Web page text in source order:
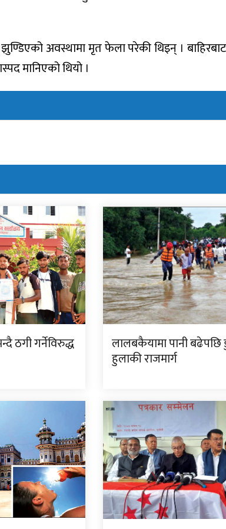
अवस्थामा मृत फेला परेकी थिइन् ।
मानिएको थियो ।
ठगी गर्नेविरुद्ध लालबकैयामा पानी बढेपछि
हुलाकी राजमार्ग